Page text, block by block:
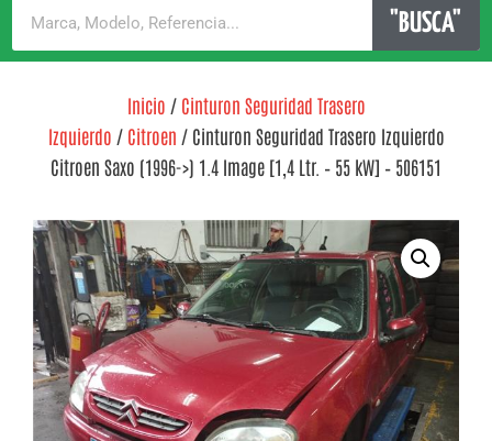
"BUSCA"
Inicio / Cinturon Seguridad Trasero
Izquierdo / Citroen / Cinturon Seguridad Trasero Izquierdo
Citroen Saxo (1996->) 1.4 Image [1,4 Ltr. – 55 kW] – 506151